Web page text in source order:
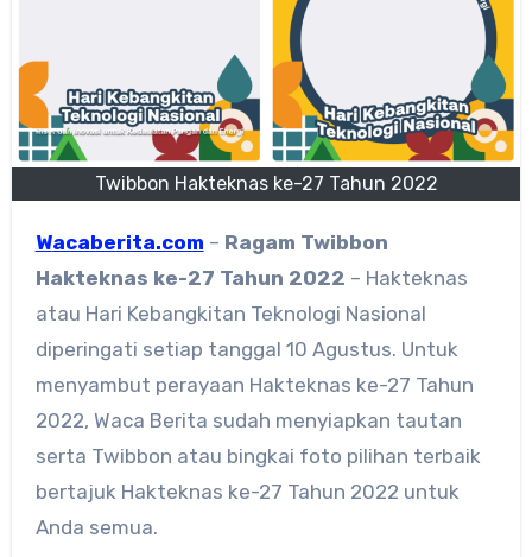
Twibbon Hakteknas ke-27 Tahun 2022
Wacaberita.com – Ragam Twibbon
Hakteknas ke-27 Tahun 2022 – Hakteknas
atau Hari Kebangkitan Teknologi Nasional
diperingati setiap tanggal 10 Agustus. Untuk
menyambut perayaan Hakteknas ke-27 Tahun
2022, Waca Berita sudah menyiapkan tautan
serta Twibbon atau bingkai foto pilihan terbaik
bertajuk Hakteknas ke-27 Tahun 2022 untuk
Anda semua.